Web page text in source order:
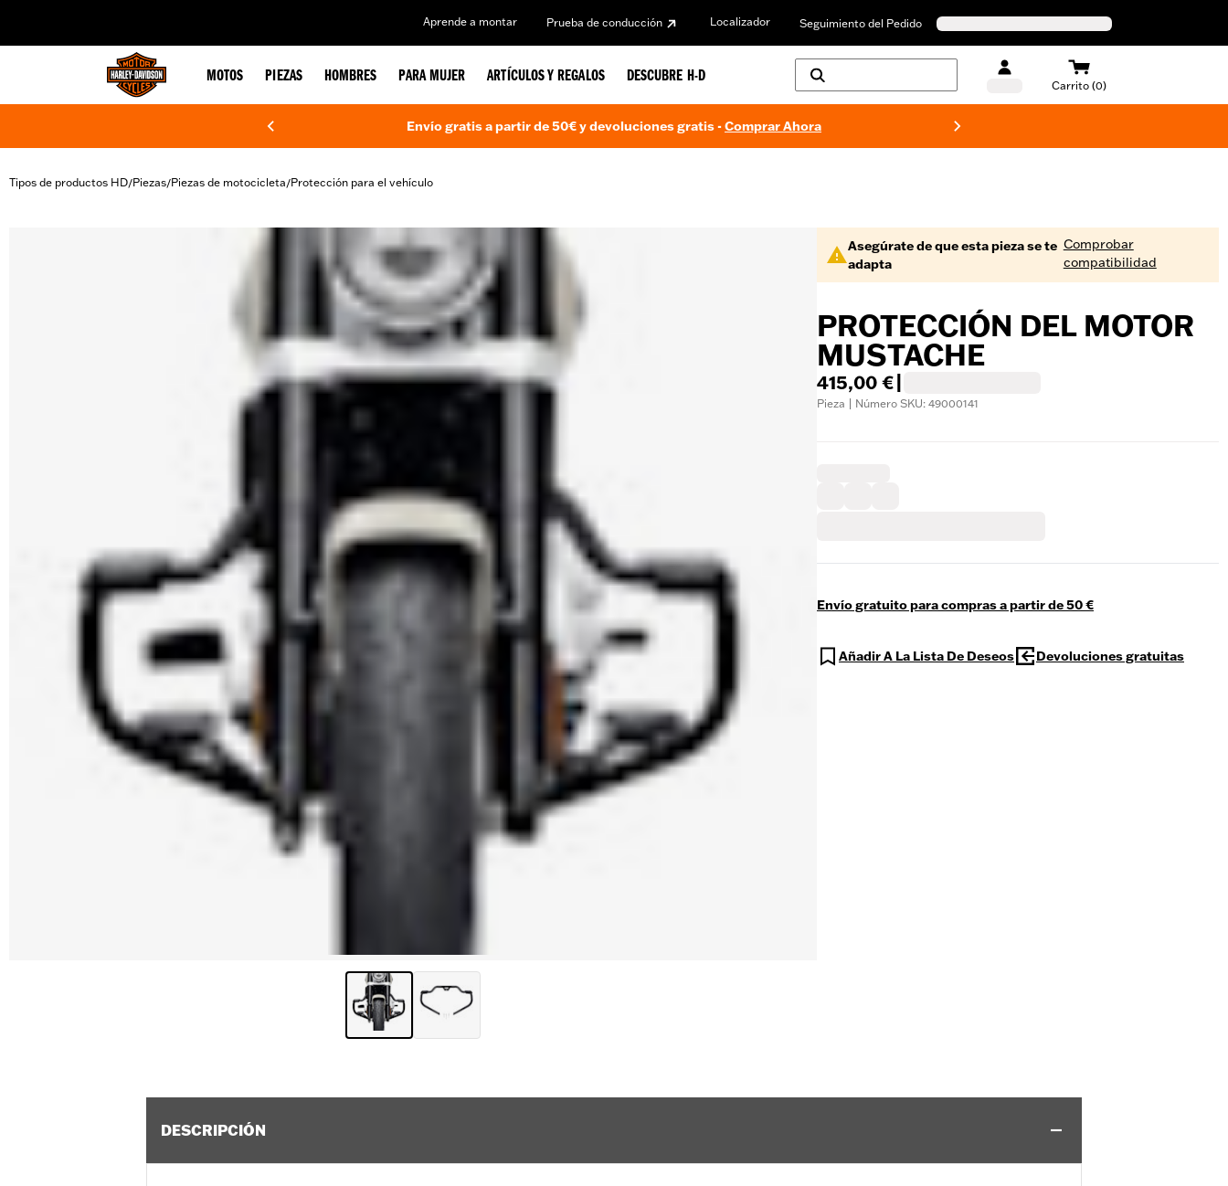
Aprende a montar Prueba de conducción Localizador Seguimiento del Pedido
MOTOS PIEZAS HOMBRES PARA MUJER ARTÍCULOS Y REGALOS DESCUBRE H-D
Carrito (0)
Envío gratis a partir de 50€ y devoluciones gratis -Comprar Ahora
Tipos de productos HD/Piezas/Piezas de motocicleta/Protección para el vehículo
Asegúrate de que esta pieza se te
adapta
Comprobar
compatibilidad
PROTECCIÓN DEL MOTOR
MUSTACHE
415,00 €
Pieza | Número SKU: 49000141
Envío gratuito para compras a partir de 50 €
Añadir A La Lista De Deseos Devoluciones gratuitas
DESCRIPCIÓN